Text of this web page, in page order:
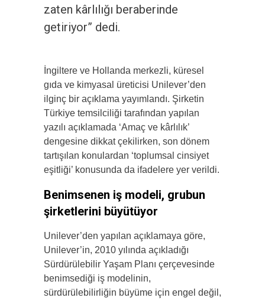
zaten kârlılığı beraberinde
getiriyor” dedi.
İngiltere ve Hollanda merkezli, küresel
gıda ve kimyasal üreticisi Unilever’den
ilginç bir açıklama yayımlandı. Şirketin
Türkiye temsilciliği tarafından yapılan
yazılı açıklamada ‘Amaç ve kârlılık’
dengesine dikkat çekilirken, son dönem
tartışılan konulardan ‘toplumsal cinsiyet
eşitliği’ konusunda da ifadelere yer verildi.
Benimsenen iş modeli, grubun
şirketlerini büyütüyor
Unilever’den yapılan açıklamaya göre,
Unilever’in, 2010 yılında açıkladığı
Sürdürülebilir Yaşam Planı çerçevesinde
benimsediği iş modelinin,
sürdürülebilirliğin büyüme için engel değil,